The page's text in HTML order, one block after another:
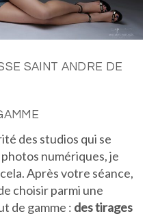
des studios qui se
numériques, je
Après votre séance,
choisir parmi une
de gamme : des tirages